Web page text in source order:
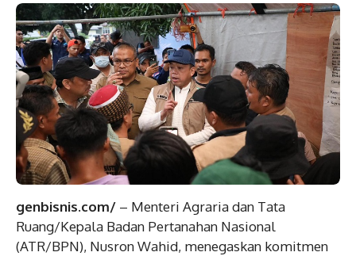
genbisnis.com/ – Menteri Agraria dan Tata
Ruang/Kepala Badan Pertanahan Nasional
(ATR/BPN), Nusron Wahid, menegaskan komitmen